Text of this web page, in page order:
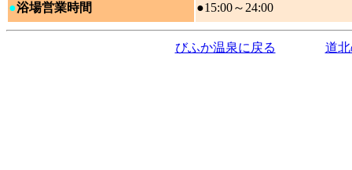
●浴場営業時間 ●15:00～24:00
びふか温泉に戻る 道